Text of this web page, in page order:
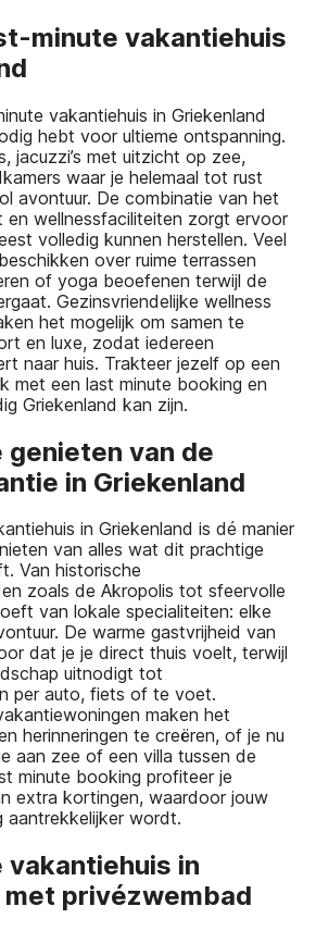
minute vakantiehuis
vakantiehuis in Griekenland
hebt voor ultieme ontspanning.
jacuzzi’s met uitzicht op zee,
waar je helemaal tot rust
avontuur. De combinatie van het
en wellnessfaciliteiten zorgt ervoor
volledig kunnen herstellen. Veel
over ruime terrassen
of yoga beoefenen terwijl de
Gezinsvriendelijke wellness
het mogelijk om samen te
en luxe, zodat iedereen
naar huis. Trakteer jezelf op een
met een last minute booking en
Griekenland kan zijn.
van de
in Griekenland
in Griekenland is dé manier
van alles wat dit prachtige
Van historische
zoals de Akropolis tot sfeervolle
van lokale specialiteiten: elke
De warme gastvrijheid van
dat je je direct thuis voelt, terwijl
uitnodigt tot
per auto, fiets of te voet.
maken het
herinneringen te creëren, of je nu
aan zee of een villa tussen de
minute booking profiteer je
extra kortingen, waardoor jouw
aantrekkelijker wordt.
in
met privézwembad